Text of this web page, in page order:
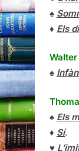
♠
♦ Els
♠
♠ Els
♦ Sí.
♥